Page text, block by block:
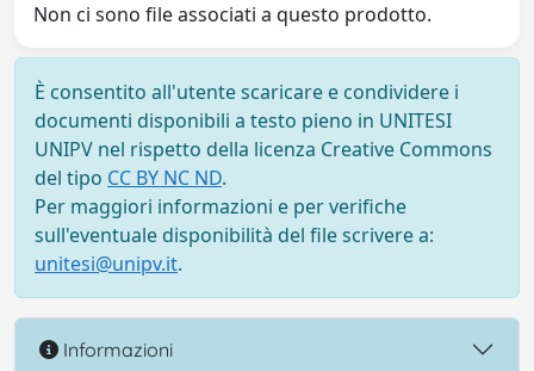
Non ci sono file associati a questo prodotto.
È consentito all'utente scaricare e condividere i
documenti disponibili a testo pieno in UNITESI
UNIPV nel rispetto della licenza Creative Commons
del tipo CC BY NC ND.
Per maggiori informazioni e per verifiche
sull'eventuale disponibilità del file scrivere a:
unitesi@unipv.it.
Informazioni